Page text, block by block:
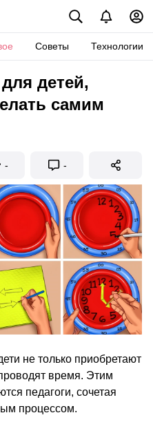
Советы Технологии
детей,
самим
- -
не только приобретают
время. Этим
педагоги, сочетая
процессом.